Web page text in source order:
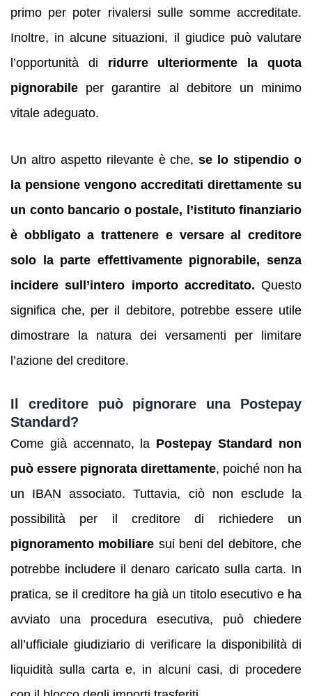
primo per poter rivalersi sulle somme accreditate.
Inoltre, in alcune situazioni, il giudice può valutare
l’opportunità di ridurre ulteriormente la quota
pignorabile per garantire al debitore un minimo
vitale adeguato.
Un altro aspetto rilevante è che,se lo stipendio o
la pensione vengono accreditati direttamente su
un conto bancario o postale, l’istituto finanziario
è obbligato a trattenere e versare al creditore
solo la parte effettivamente pignorabile, senza
incidere sull’intero importo accreditato. Questo
significa che, per il debitore, potrebbe essere utile
dimostrare la natura dei versamenti per limitare
l’azione del creditore.
Il creditore può pignorare una Postepay
Standard?
Come già accennato, la Postepay Standard non
può essere pignorata direttamente, poiché non ha
un IBAN associato. Tuttavia, ciò non esclude la
possibilità per il creditore di richiedere un
pignoramento mobiliare sui beni del debitore, che
potrebbe includere il denaro caricato sulla carta. In
pratica, se il creditore ha già un titolo esecutivo e ha
avviato una procedura esecutiva, può chiedere
all’ufficiale giudiziario di verificare la disponibilità di
liquidità sulla carta e, in alcuni casi, di procedere